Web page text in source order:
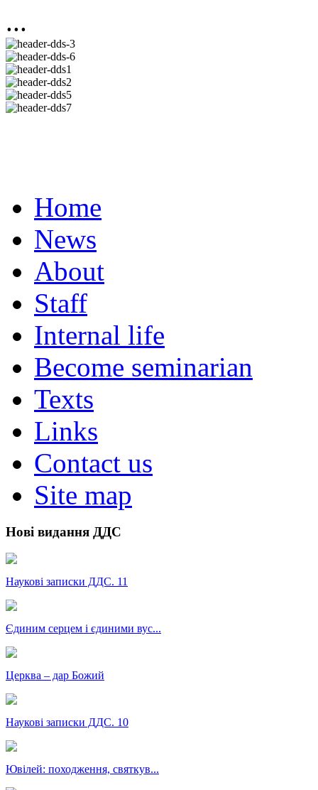
...
Home
News
About
Staff
Internal life
Become seminarian
Texts
Links
Contact us
Site map
Нові видання ДДС
Наукові записки ДДС. 11
Єдиним серцем і єдиними вус...
Церква – дар Божий
Наукові записки ДДС. 10
Ювілей: походження, святкув...